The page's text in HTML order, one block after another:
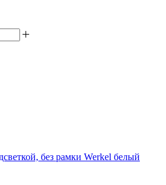
без рамки Werkel белый